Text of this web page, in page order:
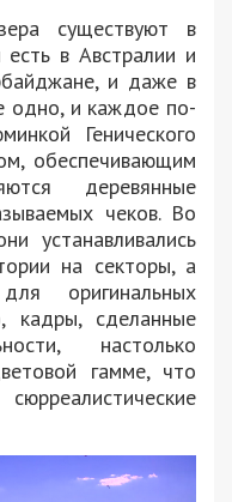
существуют в
в Австралии и
и даже в
одно, и каждое по-
Генического
обеспечивающим
деревянные
чеков. Во
устанавливались
на секторы, а
оригинальных
кадры, сделанные
настолько
гамме, что